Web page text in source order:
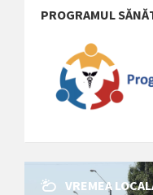
PROGRAMUL
VREMEA